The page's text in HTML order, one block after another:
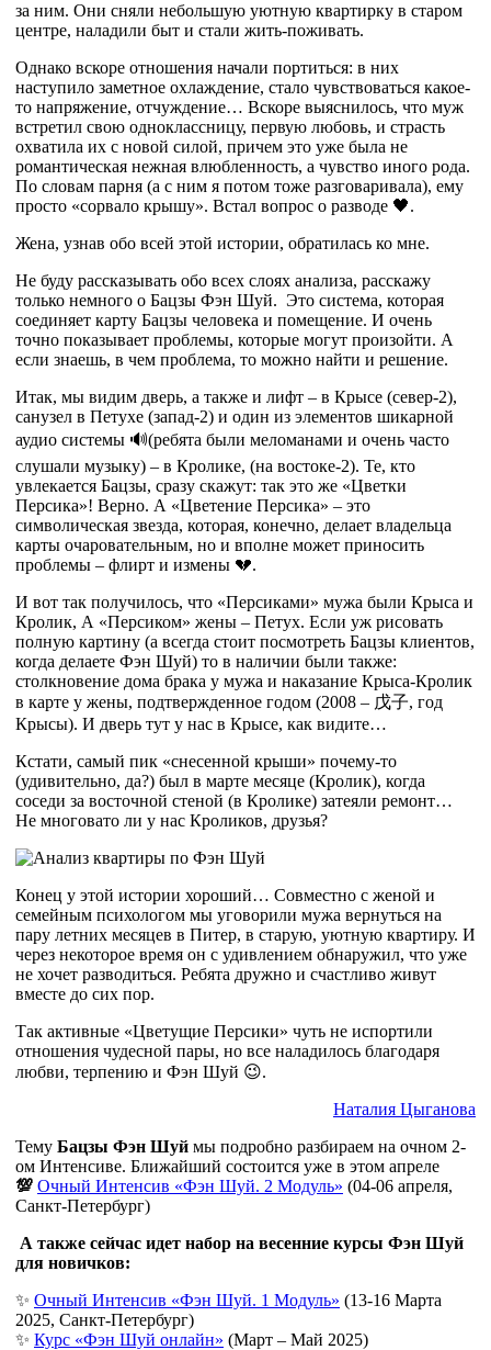
за ним. Они сняли небольшую уютную квартирку в старом
центре, наладили быт и стали жить-поживать.
Однако вскоре отношения начали портиться: в них
наступило заметное охлаждение, стало чувствоваться какое-
то напряжение, отчуждение… Вскоре выяснилось, что муж
встретил свою одноклассницу, первую любовь, и страсть
охватила их с новой силой, причем это уже была не
романтическая нежная влюбленность, а чувство иного рода.
По словам парня (а с ним я потом тоже разговаривала), ему
просто «сорвало крышу». Встал вопрос о разводе 🖤.
Жена, узнав обо всей этой истории, обратилась ко мне.
Не буду рассказывать обо всех слоях анализа, расскажу
только немного о Бацзы Фэн Шуй. Это система, которая
соединяет карту Бацзы человека и помещение. И очень
точно показывает проблемы, которые могут произойти. А
если знаешь, в чем проблема, то можно найти и решение.
Итак, мы видим дверь, а также и лифт – в Крысе (север-2),
санузел в Петухе (запад-2) и один из элементов шикарной
аудио системы 🔊(ребята были меломанами и очень часто
слушали музыку) – в Кролике, (на востоке-2). Те, кто
увлекается Бацзы, сразу скажут: так это же «Цветки
Персика»! Верно. А «Цветение Персика» – это
символическая звезда, которая, конечно, делает владельца
карты очаровательным, но и вполне может приносить
проблемы – флирт и измены 💔.
И вот так получилось, что «Персиками» мужа были Крыса и
Кролик, А «Персиком» жены – Петух. Если уж рисовать
полную картину (а всегда стоит посмотреть Бацзы клиентов,
когда делаете Фэн Шуй) то в наличии были также:
столкновение дома брака у мужа и наказание Крыса-Кролик
в карте у жены, подтвержденное годом (2008 – 戊子, год
Крысы). И дверь тут у нас в Крысе, как видите…
Кстати, самый пик «снесенной крыши» почему-то
(удивительно, да?) был в марте месяце (Кролик), когда
соседи за восточной стеной (в Кролике) затеяли ремонт…
Не многовато ли у нас Кроликов, друзья?
Конец у этой истории хороший… Совместно с женой и
семейным психологом мы уговорили мужа вернуться на
пару летних месяцев в Питер, в старую, уютную квартиру. И
через некоторое время он с удивлением обнаружил, что уже
не хочет разводиться. Ребята дружно и счастливо живут
вместе до сих пор.
Так активные «Цветущие Персики» чуть не испортили
отношения чудесной пары, но все наладилось благодаря
любви, терпению и Фэн Шуй 😉.
Наталия Цыганова
Тему Бацзы Фэн Шуй мы подробно разбираем на очном 2-
ом Интенсиве. Ближайший состоится уже в этом апреле
💯 Очный Интенсив «Фэн Шуй. 2 Модуль» (04-06 апреля,
Санкт-Петербург)
А также сейчас идет набор на весенние курсы Фэн Шуй
для новичков:
✨ Очный Интенсив «Фэн Шуй. 1 Модуль» (13-16 Марта
2025, Санкт-Петербург)
✨ Курс «Фэн Шуй онлайн» (Март – Май 2025)